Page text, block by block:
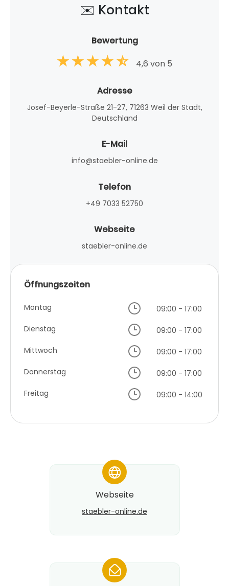
✉️ Kontakt
Bewertung
4,6 von 5
Adresse
Josef-Beyerle-Straße 21-27, 71263 Weil der Stadt,
Deutschland
E-Mail
info@staebler-online.de
Telefon
+49 7033 52750
Webseite
staebler-online.de
Öffnungszeiten
Montag
09:00 - 17:00
Dienstag
09:00 - 17:00
Mittwoch
09:00 - 17:00
Donnerstag
09:00 - 17:00
Freitag
09:00 - 14:00
*
Webseite
staebler-online.de
*